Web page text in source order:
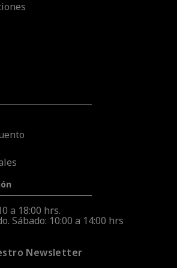
a 18:00 hrs.
Sábado: 10:00 a 14:00 hrs
Newsletter